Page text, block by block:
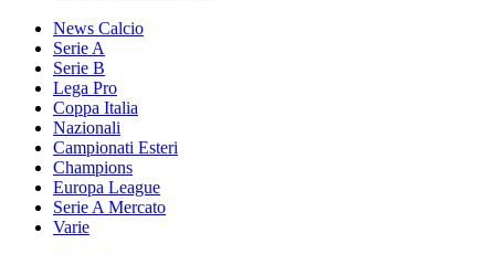
News Calcio
Serie A
Serie B
Lega Pro
Coppa Italia
Nazionali
Campionati Esteri
Champions
Europa League
Serie A Mercato
Varie